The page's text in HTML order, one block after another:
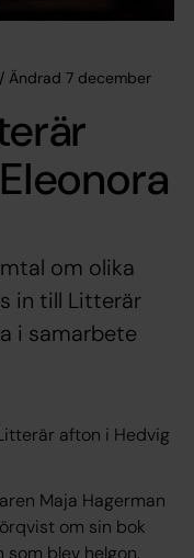
Ändrad 7 december
om olika
in till Litterär
i samarbete
afton i Hedvig
Maja Hagerman
om sin bok
som blev helgon.